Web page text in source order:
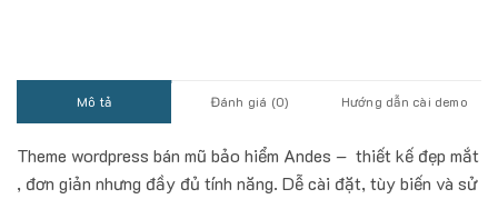
Mô tả Đánh giá (0) Hướng dẫn cài demo
Theme wordpress bán mũ bảo hiểm Andes – thiết kế đẹp mắt
, đơn giản nhưng đầy đủ tính năng. Dễ cài đặt, tùy biến và sử